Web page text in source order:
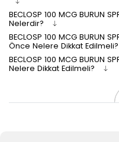
BECLOSP 100 MCG BURUN
Nelerdir?
BECLOSP 100 MCG BURUN
Önce Nelere Dikkat Edilmeli?
BECLOSP 100 MCG BURUN
Nelere Dikkat Edilmeli?